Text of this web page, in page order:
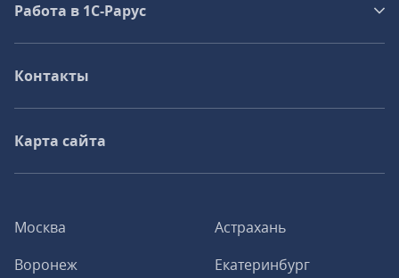
Москва
Астрахань
Воронеж
Екатеринбург
Работа в 1С‑Рарус
Контакты
Карта сайта